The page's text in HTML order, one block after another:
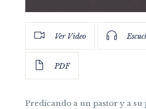
Ver Video
PDF
Predicando a un pastor y a su